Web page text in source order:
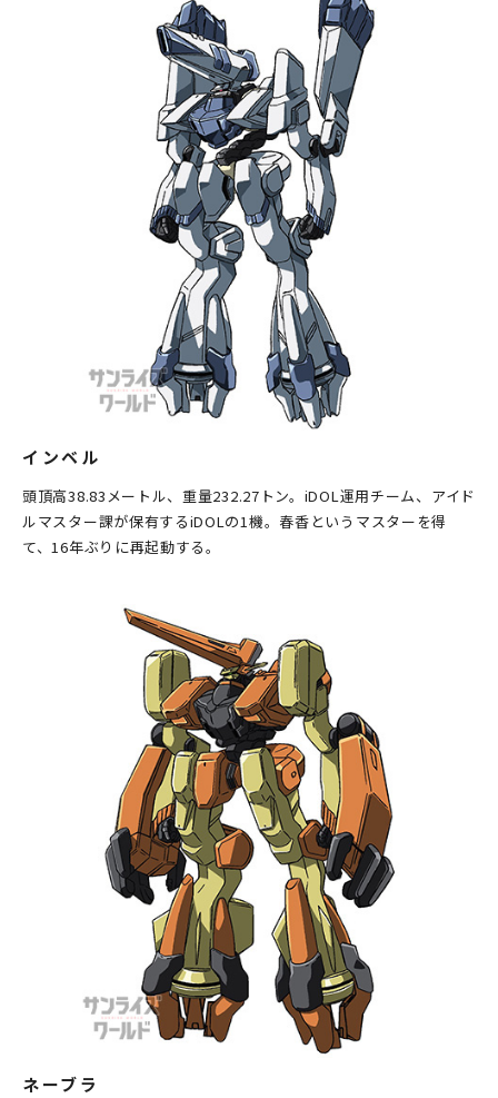
インベル
頭頂高38.83メートル、重量232.27トン。iDOL運用チーム、アイド
ルマスター課が保有するiDOLの1機。春香というマスターを得
て、16年ぶりに再起動する。
ネーブラ